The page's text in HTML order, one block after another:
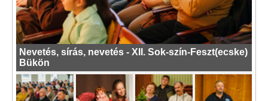
Nevetés, sírás, nevetés - XII. Sok-szín-Feszt(ecske)
Bükön